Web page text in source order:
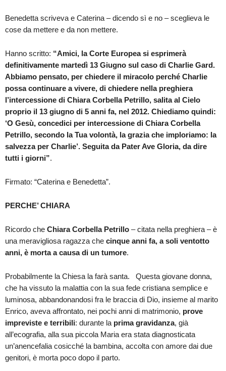
Benedetta scriveva e Caterina – dicendo sì e no – sceglieva le
cose da mettere e da non mettere.
Hanno scritto: “Amici, la Corte Europea si esprimerà
definitivamente martedì 13 Giugno sul caso di Charlie Gard.
Abbiamo pensato, per chiedere il miracolo perché Charlie
possa continuare a vivere, di chiedere nella preghiera
l’intercessione di Chiara Corbella Petrillo, salita al Cielo
proprio il 13 giugno di 5 anni fa, nel 2012. Chiediamo quindi:
‘O Gesù, concedici per intercessione di Chiara Corbella
Petrillo, secondo la Tua volontà, la grazia che imploriamo: la
salvezza per Charlie’. Seguita da Pater Ave Gloria, da dire
tutti i giorni”.
Firmato: “Caterina e Benedetta”.
PERCHE’ CHIARA
Ricordo che Chiara Corbella Petrillo – citata nella preghiera – è
una meravigliosa ragazza che cinque anni fa, a soli ventotto
anni, è morta a causa di un tumore.
Probabilmente la Chiesa la farà santa. Questa giovane donna,
che ha vissuto la malattia con la sua fede cristiana semplice e
luminosa, abbandonandosi fra le braccia di Dio, insieme al marito
Enrico, aveva affrontato, nei pochi anni di matrimonio, prove
impreviste e terribili: durante la prima gravidanza, già
all’ecografia, alla sua piccola Maria era stata diagnosticata
un’anencefalia cosicché la bambina, accolta con amore dai due
genitori, è morta poco dopo il parto.